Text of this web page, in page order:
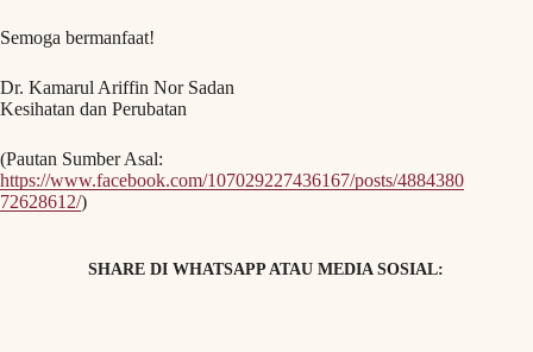
Semoga bermanfaat!
Dr. Kamarul Ariffin Nor Sadan
Kesihatan dan Perubatan
(Pautan Sumber Asal:
https://www.facebook.com/107029227436167/posts/4884380
72628612/)
SHARE DI WHATSAPP ATAU MEDIA SOSIAL: